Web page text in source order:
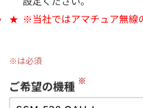
※当社ではアマチュア無線
※は必須
ご希望の機種 ※